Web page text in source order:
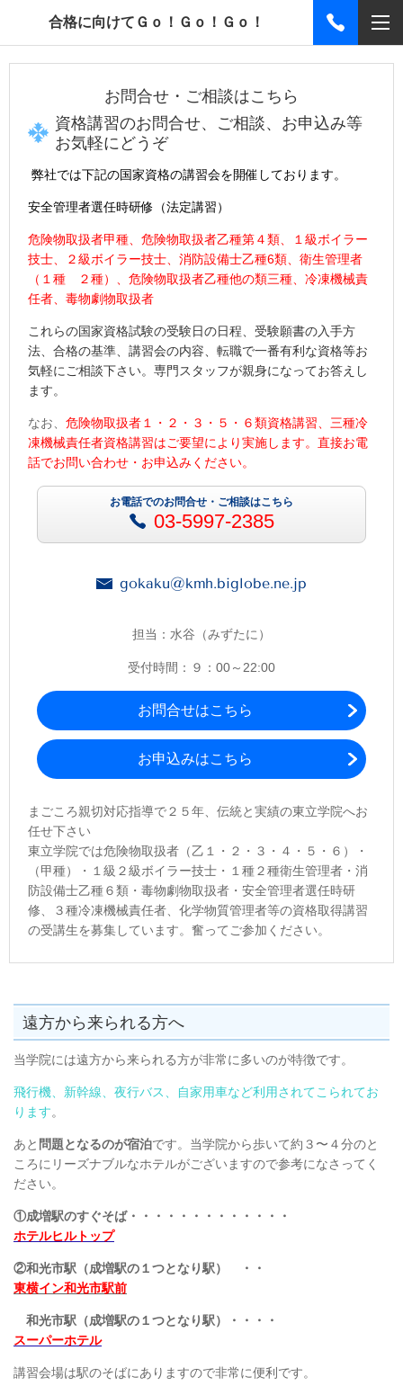
合格に向けてＧｏ！Ｇｏ！Ｇｏ！
お問合せ・ご相談はこちら
資格講習のお問合せ、ご相談、お申込み等
お気軽にどうぞ
弊社では下記の国家資格の講習会を開催しております。
安全管理者選任時研修（法定講習）
危険物取扱者甲種、危険物取扱者乙種第４類、１級ボイラー
技士、
２級ボイラー技士、 消防設備士乙種6類、衛生管理者
（１種 ２種）、 危険物取扱者乙種他の類三種、冷凍機械責
任者、毒物劇物取扱者
これらの国家資格試験の受験日の日程、受験願書の入手方
法、合格の基準、講習会の内容、転職で一番有利な資格等お
気軽にご相談下さい。専門スタッフが親身になってお答えし
ます。
なお、 危険物取扱者１・２・３・５・６類資格講習、三種冷
凍機械責任者資格講習はご要望により実施します。直接お電
話でお問い合わせ・お申込みください。
お電話でのお問合せ・ご相談はこちら
03-5997-2385
gokaku@kmh.biglobe.ne.jp
担当：水谷（みずたに）
受付時間：９：00～22:00
お問合せはこちら
お申込みはこちら
まごころ親切対応指導で２５年、伝統と実績の東立学院へお
任せ下さい
東立学院では危険物取扱者（乙１・２・３・４・５・６）・
（甲種）・１級２級ボイラー技士・１種２種衛生管理者・消
防設備士乙種６類・毒物劇物取扱者・安全管理者選任時研
修、３種冷凍機械責任者、化学物質管理者等の資格取得講習
の受講生を募集しています。奮ってご参加ください。
遠方から来られる方へ
当学院には遠方から来られる方が非常に多いのが特徴です。
飛行機、新幹線、夜行バス、自家用車など利用されてこられてお
ります。
あと 問題となるのが宿泊です。当学院から歩いて約３〜４分のと
ころにリーズナブルなホテルがございますので参考になさってく
ださい。
①成増駅のすぐそば・・・・・・・・・・・・・
ホテルヒルトップ
②和光市駅（成増駅の１つとなり駅） ・・
東横イン和光市駅前
和光市駅（成増駅の１つとなり駅）・・・・
スーパーホテル
講習会場は駅のそばにありますので非常に便利です。